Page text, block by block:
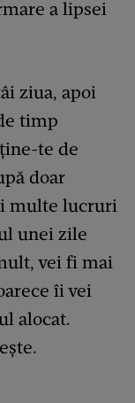
a lipsei
ziua, apoi
timp
te de
doar
multe lucruri
unei zile
vei fi mai
îi vei
alocat.